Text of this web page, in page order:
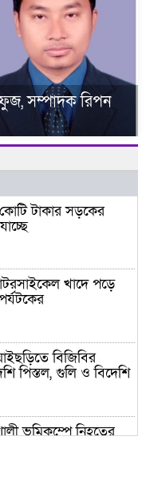
সম্পাদক রিপন
টাকার সড়কের
খাদে পড়ে
বিজিবির
পিস্তল, গুলি ও বিদেশি
ভূমিকম্পে নিহতের